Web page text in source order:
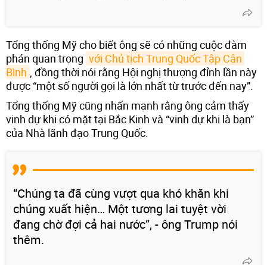
Tổng thống Mỹ cho biết ông sẽ có những cuộc đàm
phán quan trọng với Chủ tịch Trung Quốc Tập Cận
Bình , đồng thời nói rằng Hội nghị thượng đỉnh lần này
được “một số người gọi là lớn nhất từ trước đến nay”.
Tổng thống Mỹ cũng nhấn mạnh rằng ông cảm thấy
vinh dự khi có mặt tại Bắc Kinh và “vinh dự khi là bạn”
của Nhà lãnh đạo Trung Quốc.
“Chúng ta đã cùng vượt qua khó khăn khi
chúng xuất hiện… Một tương lai tuyệt vời
đang chờ đợi cả hai nước”, - ông Trump nói
thêm.